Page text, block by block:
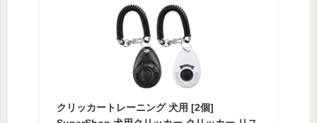
クリッカートレーニング 犬用 [2個]